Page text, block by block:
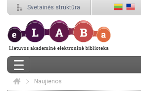
Svetainės struktūra
Elaba
Naujienos